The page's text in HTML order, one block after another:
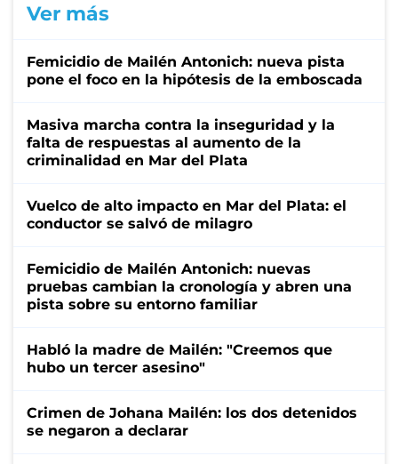
Ver más
Femicidio de Mailén Antonich: nueva pista
pone el foco en la hipótesis de la emboscada
Masiva marcha contra la inseguridad y la
falta de respuestas al aumento de la
criminalidad en Mar del Plata
Vuelco de alto impacto en Mar del Plata: el
conductor se salvó de milagro
Femicidio de Mailén Antonich: nuevas
pruebas cambian la cronología y abren una
pista sobre su entorno familiar
Habló la madre de Mailén: "Creemos que
hubo un tercer asesino"
Crimen de Johana Mailén: los dos detenidos
se negaron a declarar